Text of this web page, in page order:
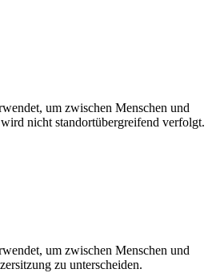
um zwischen Menschen und
nicht standortübergreifend verfolgt.
um zwischen Menschen und
zu unterscheiden.